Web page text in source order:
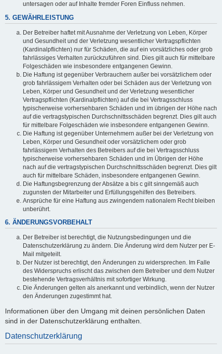
untersagen oder auf Inhalte fremder Foren Einfluss nehmen.
5. GEWÄHRLEISTUNG
Der Betreiber haftet mit Ausnahme der Verletzung von Leben, Körper
und Gesundheit und der Verletzung wesentlicher Vertragspflichten
(Kardinalpflichten) nur für Schäden, die auf ein vorsätzliches oder grob
fahrlässiges Verhalten zurückzuführen sind. Dies gilt auch für mittelbare
Folgeschäden wie insbesondere entgangenen Gewinn.
Die Haftung ist gegenüber Verbrauchern außer bei vorsätzlichem oder
grob fahrlässigem Verhalten oder bei Schäden aus der Verletzung von
Leben, Körper und Gesundheit und der Verletzung wesentlicher
Vertragspflichten (Kardinalpflichten) auf die bei Vertragsschluss
typischerweise vorhersehbaren Schäden und im übrigen der Höhe nach
auf die vertragstypischen Durchschnittsschäden begrenzt. Dies gilt auch
für mittelbare Folgeschäden wie insbesondere entgangenen Gewinn.
Die Haftung ist gegenüber Unternehmern außer bei der Verletzung von
Leben, Körper und Gesundheit oder vorsätzlichem oder grob
fahrlässigem Verhalten des Betreibers auf die bei Vertragsschluss
typischerweise vorhersehbaren Schäden und im Übrigen der Höhe
nach auf die vertragstypischen Durchschnittsschäden begrenzt. Dies gilt
auch für mittelbare Schäden, insbesondere entgangenen Gewinn.
Die Haftungsbegrenzung der Absätze a bis c gilt sinngemäß auch
zugunsten der Mitarbeiter und Erfüllungsgehilfen des Betreibers.
Ansprüche für eine Haftung aus zwingendem nationalem Recht bleiben
unberührt.
6. ÄNDERUNGSVORBEHALT
Der Betreiber ist berechtigt, die Nutzungsbedingungen und die
Datenschutzerklärung zu ändern. Die Änderung wird dem Nutzer per E-
Mail mitgeteilt.
Der Nutzer ist berechtigt, den Änderungen zu widersprechen. Im Falle
des Widerspruchs erlischt das zwischen dem Betreiber und dem Nutzer
bestehende Vertragsverhältnis mit sofortiger Wirkung.
Die Änderungen gelten als anerkannt und verbindlich, wenn der Nutzer
den Änderungen zugestimmt hat.
Informationen über den Umgang mit deinen persönlichen Daten
sind in der Datenschutzerklärung enthalten.
Datenschutzerklärung